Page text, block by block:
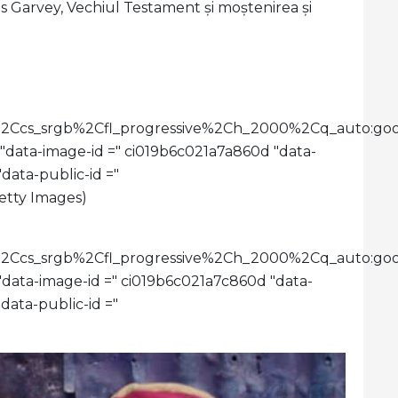
Vechiul Testament și moștenirea și
image-id =" ci019b6c021a7a860d "data-
public-id ="
Images)
image-id =" ci019b6c021a7c860d "data-
public-id ="